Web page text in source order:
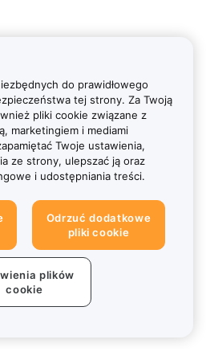
do prawidłowego
tej strony. Za Twoją
pliki cookie związane z
marketingiem i mediami
Twoje ustawienia,
ze strony, ulepszać ją oraz
i udostępniania treści.
Odrzuć dodatkowe
pliki cookie
plików
cookie